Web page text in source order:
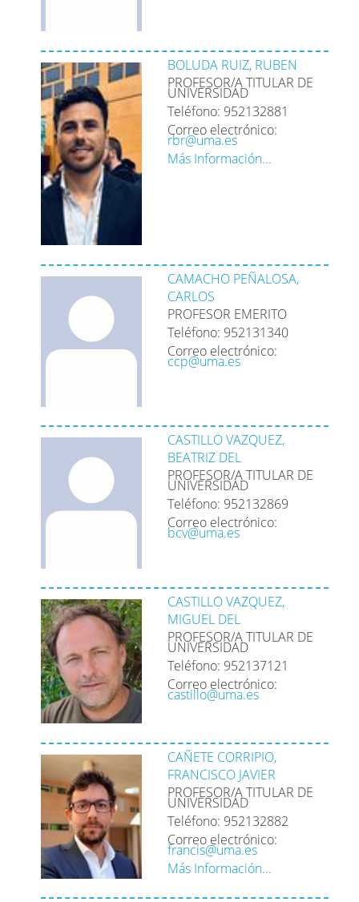
BOLUDA RUIZ, RUBEN
PROFESOR/A TITULAR DE
UNIVERSIDAD
Teléfono: 952132881
Correo electrónico:
rbr@uma.es
Más Información...
CAMACHO PEÑALOSA,
CARLOS
PROFESOR EMERITO
Teléfono: 952131340
Correo electrónico:
ccp@uma.es
CASTILLO VAZQUEZ,
BEATRIZ DEL
PROFESOR/A TITULAR DE
UNIVERSIDAD
Teléfono: 952132869
Correo electrónico:
bcv@uma.es
CASTILLO VAZQUEZ,
MIGUEL DEL
PROFESOR/A TITULAR DE
UNIVERSIDAD
Teléfono: 952137121
Correo electrónico:
castillo@uma.es
CAÑETE CORRIPIO,
FRANCISCO JAVIER
PROFESOR/A TITULAR DE
UNIVERSIDAD
Teléfono: 952132882
Correo electrónico:
francis@uma.es
Más Información...